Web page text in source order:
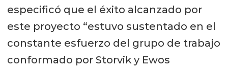
especificó que el éxito alcanzado por
este proyecto “estuvo sustentado en el
constante esfuerzo del grupo de trabajo
conformado por Storvik y Ewos